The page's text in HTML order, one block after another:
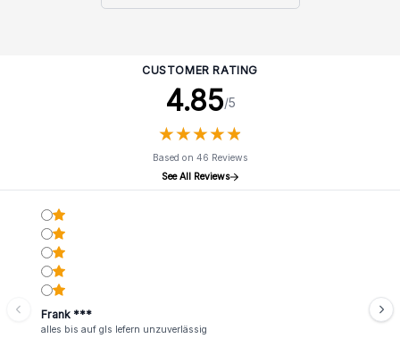
CUSTOMER RATING
4.85/5
★★★★★
★★★★★
Based on 46 Reviews
See All Reviews
Frank ***
alles bis auf gls lefern unzuverlässig